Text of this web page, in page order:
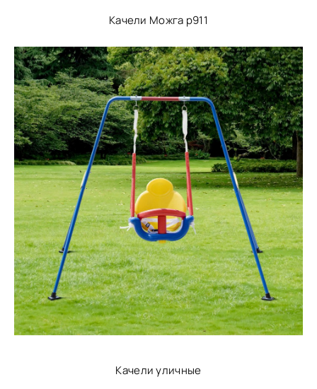
Качели Можга p911
Качели уличные